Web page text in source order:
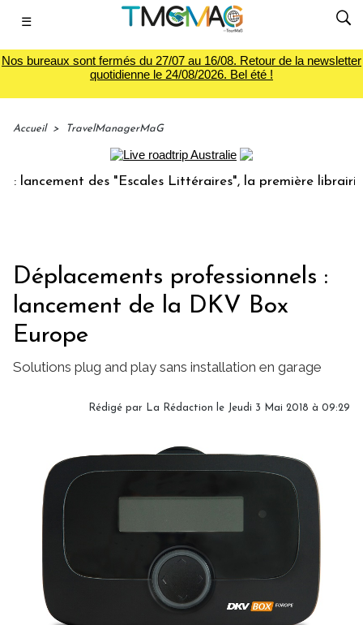
☰
Nos bureaux sont fermés du 27/07 au 16/08. Retour de la newsletter
quotidienne le 24/08/2026. Bel été !
Accueil > TravelManagerMaG
des "Escales Littéraires", la première librairie du
Déplacements professionnels :
lancement de la DKV Box
Europe
Solutions plug and play sans installation en garage
Rédigé par La Rédaction le Jeudi 3 Mai 2018 à 09:29